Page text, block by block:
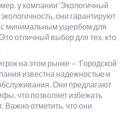
у компании 'Экологичный
они гарантируют
с минимальным ущербом для
отличный выбор для тех, кто
на этом рынке — 'Городской
известна надежностью и
Они предлагают
что позволяет избежать
Важно отметить, что они